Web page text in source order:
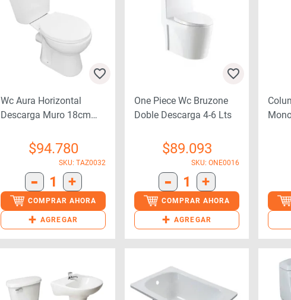
Wc Aura Horizontal
Descarga Muro 18cm
$94.780
SKU: TAZ0032
- 1 +
COMPRAR AHORA
+ AGREGAR
One Piece Wc Bruzone
Doble Descarga 4-6 Lts
$89.093
SKU: ONE0016
- 1 +
COMPRAR AHORA
+ AGREGAR